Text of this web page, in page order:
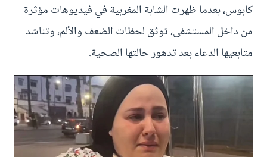
كابوس، بعدما ظهرت الشابة المغربية في فيديوهات مؤثرة
من داخل المستشفى، توثق لحظات الضعف والألم، وتناشد
متابعيها الدعاء بعد تدهور حالتها الصحية.